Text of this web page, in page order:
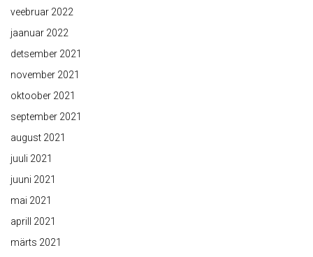
veebruar 2022
jaanuar 2022
detsember 2021
november 2021
oktoober 2021
september 2021
august 2021
juuli 2021
juuni 2021
mai 2021
aprill 2021
märts 2021